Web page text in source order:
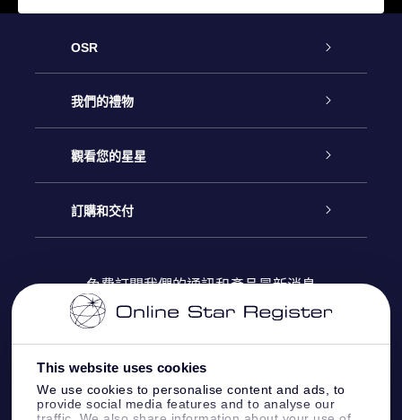
This website uses cookies
We use cookies to personalise content and ads, to
provide social media features and to analyse our
OSR
客戶服務
聯繫我們
博客
評論
我們的禮物
Online Star禮物
OSR禮物包
OSR 禮物卡
公司禮品
觀看您的星星
星星注册
個性化的Star Page
One Million Stars
OSR Starsaver
訂購和交付
付款資訊
配送信息
免費訂閱我們的通訊和產品最新消息